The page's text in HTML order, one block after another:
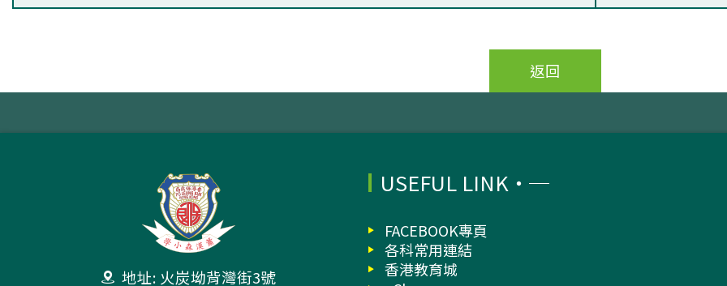
返回
地址: 火炭坳背灣街3號
USEFUL LINK
FACEBOOK專頁
各科常用連結
香港教育城